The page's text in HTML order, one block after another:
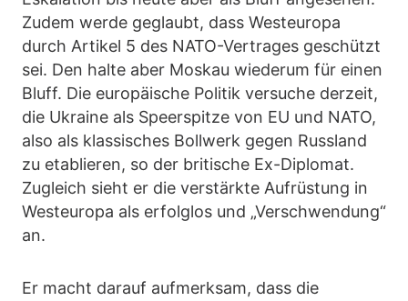
Zudem werde geglaubt, dass Westeuropa
durch Artikel 5 des NATO-Vertrages geschützt
sei. Den halte aber Moskau wiederum für einen
Bluff. Die europäische Politik versuche derzeit,
die Ukraine als Speerspitze von EU und NATO,
also als klassisches Bollwerk gegen Russland
zu etablieren, so der britische Ex-Diplomat.
Zugleich sieht er die verstärkte Aufrüstung in
Westeuropa als erfolglos und „Verschwendung“
an.
Er macht darauf aufmerksam, dass die